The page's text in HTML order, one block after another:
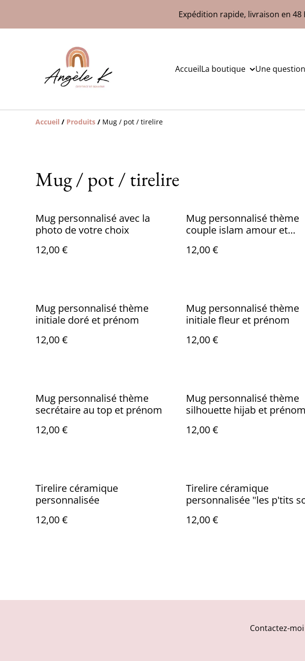
Expédition rapide, livraison en
AccueilLa boutique Une
Accueil / Produits / Mug / pot / tirelire
Mug / pot / tirelire
Mug personnalisé avec la
photo de votre choix
12,00 €
Mug personnalisé thème
couple islam amour et
12,00 €
Mug personnalisé thème
initiale doré et prénom
12,00 €
Mug personnalisé thème
initiale fleur et prénom
12,00 €
Mug personnalisé thème
secrétaire au top et prénom
12,00 €
Mug personnalisé thème
silhouette hijab et prénom
12,00 €
Tirelire céramique
personnalisée
12,00 €
Tirelire céramique
personnalisée "les p'tits
12,00 €
Contactez-moi